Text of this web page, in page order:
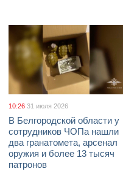
10:26 31 июля 2026
В Белгородской области у
сотрудников ЧОПа нашли
два гранатомета, арсенал
оружия и более 13 тысяч
патронов